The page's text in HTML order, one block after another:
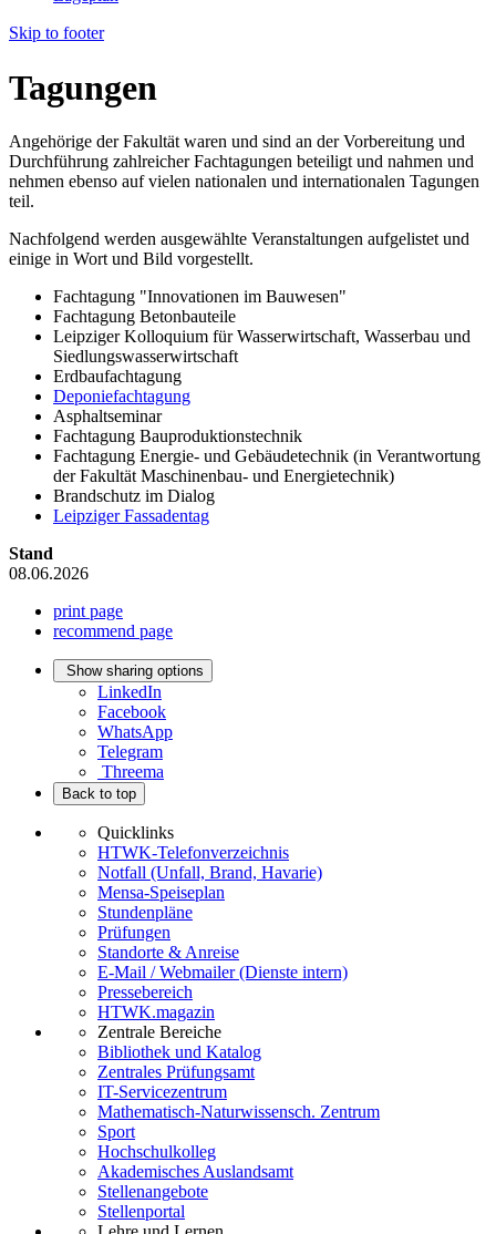
Skip to footer
Tagungen
Angehörige der Fakultät waren und sind an der Vorbereitung und
Durchführung zahlreicher Fachtagungen beteiligt und nahmen und
nehmen ebenso auf vielen nationalen und internationalen Tagungen
teil.
Nachfolgend werden ausgewählte Veranstaltungen aufgelistet und
einige in Wort und Bild vorgestellt.
Fachtagung "Innovationen im Bauwesen"
Fachtagung Betonbauteile
Leipziger Kolloquium für Wasserwirtschaft, Wasserbau und
Siedlungswasserwirtschaft
Erdbaufachtagung
Deponiefachtagung
Asphaltseminar
Fachtagung Bauproduktionstechnik
Fachtagung Energie- und Gebäudetechnik (in Verantwortung
der Fakultät Maschinenbau- und Energietechnik)
Brandschutz im Dialog
Leipziger Fassadentag
Stand
08.06.2026
print page
recommend page
Show sharing options
LinkedIn
Facebook
WhatsApp
Telegram
Threema
Back to top
Quicklinks
HTWK-Telefonverzeichnis
Notfall (Unfall, Brand, Havarie)
Mensa-Speiseplan
Stundenpläne
Prüfungen
Standorte & Anreise
E-Mail / Webmailer (Dienste intern)
Pressebereich
HTWK.magazin
Zentrale Bereiche
Bibliothek und Katalog
Zentrales Prüfungsamt
IT-Servicezentrum
Mathematisch-Naturwissensch. Zentrum
Sport
Hochschulkolleg
Akademisches Auslandsamt
Stellenangebote
Stellenportal